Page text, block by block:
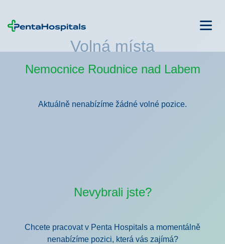
Volná místa
Nemocnice Roudnice nad Labem
Aktuálně nenabízíme žádné volné pozice.
Nevybrali jste?
Chcete pracovat v Penta Hospitals a momentálně
nenabízíme pozici, která vás zajímá?